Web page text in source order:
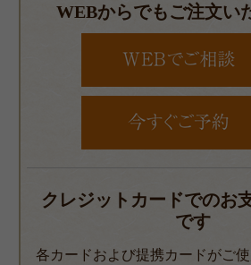
WEBからでもご注文い
クレジットカードでのお
です
各カードおよび提携カードがご使